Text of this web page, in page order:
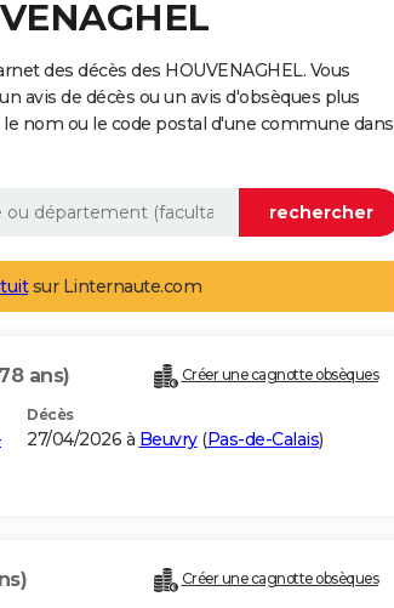
des décès des HOUVENAGHEL. Vous
avis de décès ou un avis d'obsèques plus
nom ou le code postal d'une commune dans
sur Linternaute.com
ans) Créer une cagnotte obsèques
Décès
27/04/2026 à Beuvry(Pas-de-Calais)
Créer une cagnotte obsèques